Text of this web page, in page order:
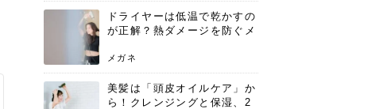
ドライヤーは低温で乾かすの
が正解？熱ダメージを防ぐメ
メガネ
美髪は「頭皮オイルケア」か
ら！クレンジングと保湿、2